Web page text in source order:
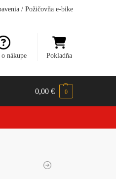
/ Požičovňa e-bike
nákupe Pokladňa
0,00 € 0